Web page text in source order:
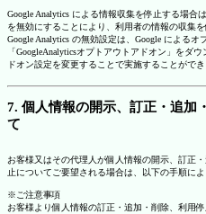
Google Analytics による情報収集を停止する場合
を無効にすることにより、利用者の情報の収集を
Google Analytics の無効設定は、Google による
「GoogleAnalyticsオプトアウトアドオン」をダ
ドオン設定を変更することで実施することができ
7. 個人情報の開示、訂正・追加
て
お客様又はその代理人が個人情報の開示、訂正
止についてご要望される場合は、以下の手順によ
※ご注意事項
お客様より個人情報の訂正・追加・削除、利用